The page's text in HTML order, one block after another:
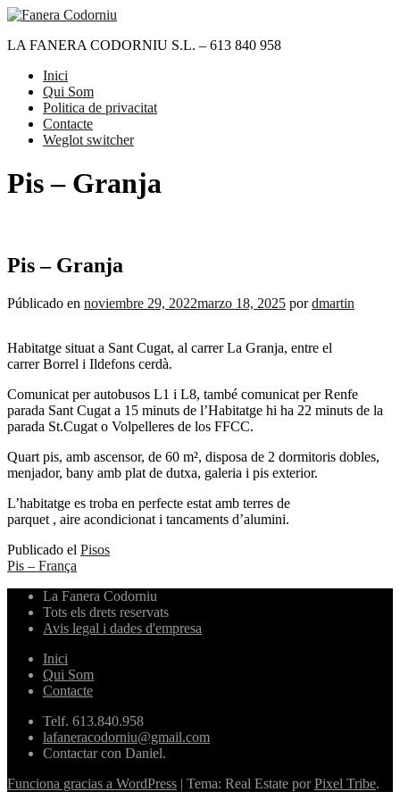
Saltar
LA FANERA CODORNIU S.L. – 613 840 958
Inici
Qui Som
Politica de privacitat
Contacte
Weglot switcher
Pis – Granja
Pis – Granja
Públicado en noviembre 29, 2022marzo 18, 2025 pordmartin
Habitatge situat a Sant Cugat, al carrer La Granja, entre el
carrer Borrel i Ildefons cerdà.
Comunicat per autobusos L1 i L8, també comunicat per Renfe
parada Sant Cugat a 15 minuts de l’Habitatge hi ha 22 minuts de la
parada St.Cugat o Volpelleres de los FFCC.
Quart pis, amb ascensor, de 60 m², disposa de 2 dormitoris dobles,
menjador, bany amb plat de dutxa, galeria i pis exterior.
L’habitatge es troba en perfecte estat amb terres de
parquet , aire acondicionat i tancaments d’alumini.
Publicado el Pisos
Navegación
de
entradas
Pis – França
La Fanera Codorniu
Tots els drets reservats
Avis legal i dades d'empresa
Inici
Qui Som
Contacte
Telf. 613.840.958
lafaneracodorniu@gmail.com
Contactar con Daniel.
Funciona gracias a WordPress | Tema: Real Estate porPixel Tribe.